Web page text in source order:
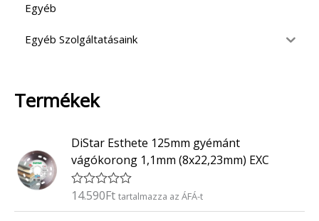
Egyéb
Egyéb Szolgáltatásaink
Termékek
DiStar Esthete 125mm gyémánt
vágókorong 1,1mm (8x22,23mm) EXC
É14.590Ft tartalmazza az ÁFÁ-t